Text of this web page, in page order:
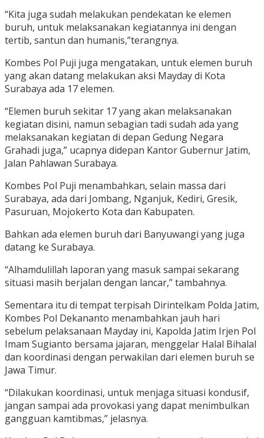
“Kita juga sudah melakukan pendekatan ke elemen
buruh, untuk melaksanakan kegiatannya ini dengan
tertib, santun dan humanis,”terangnya.
Kombes Pol Puji juga mengatakan, untuk elemen buruh
yang akan datang melakukan aksi Mayday di Kota
Surabaya ada 17 elemen.
“Elemen buruh sekitar 17 yang akan melaksanakan
kegiatan disini, namun sebagian tadi sudah ada yang
melaksanakan kegiatan di depan Gedung Negara
Grahadi juga,” ucapnya didepan Kantor Gubernur Jatim,
Jalan Pahlawan Surabaya.
Kombes Pol Puji menambahkan, selain massa dari
Surabaya, ada dari Jombang, Nganjuk, Kediri, Gresik,
Pasuruan, Mojokerto Kota dan Kabupaten.
Bahkan ada elemen buruh dari Banyuwangi yang juga
datang ke Surabaya.
“Alhamdulillah laporan yang masuk sampai sekarang
situasi masih berjalan dengan lancar,” tambahnya.
Sementara itu di tempat terpisah Dirintelkam Polda Jatim,
Kombes Pol Dekananto menambahkan jauh hari
sebelum pelaksanaan Mayday ini, Kapolda Jatim Irjen Pol
Imam Sugianto bersama jajaran, menggelar Halal Bihalal
dan koordinasi dengan perwakilan dari elemen buruh se
Jawa Timur.
“Dilakukan koordinasi, untuk menjaga situasi kondusif,
jangan sampai ada provokasi yang dapat menimbulkan
gangguan kamtibmas,” jelasnya.